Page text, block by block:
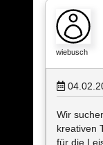
wiebusch
Wir
kreativen
für die